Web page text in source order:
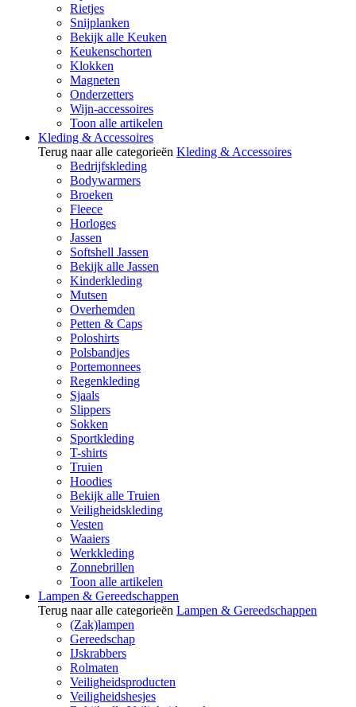
Rietjes
Snijplanken
Bekijk alle Keuken
Keukenschorten
Klokken
Magneten
Onderzetters
Wijn-accessoires
Toon alle artikelen
Kleding & Accessoires
Terug naar alle categorieën Kleding & Accessoires
Bedrijfskleding
Bodywarmers
Broeken
Fleece
Horloges
Jassen
Softshell Jassen
Bekijk alle Jassen
Kinderkleding
Mutsen
Overhemden
Petten & Caps
Poloshirts
Polsbandjes
Portemonnees
Regenkleding
Sjaals
Slippers
Sokken
Sportkleding
T-shirts
Truien
Hoodies
Bekijk alle Truien
Veiligheidskleding
Vesten
Waaiers
Werkkleding
Zonnebrillen
Toon alle artikelen
Lampen & Gereedschappen
Terug naar alle categorieën Lampen & Gereedschappen
(Zak)lampen
Gereedschap
IJskrabbers
Rolmaten
Veiligheidsproducten
Veiligheidshesjes